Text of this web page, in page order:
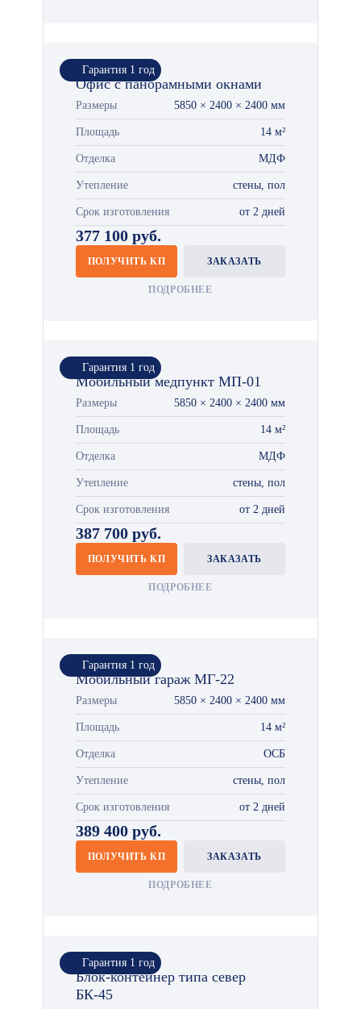
Гарантия 1 год
Офис с панорамными окнами
Размеры 5850 × 2400 × 2400 мм
Площадь 14 м²
Отделка МДФ
Утепление стены, пол
Срок изготовления от 2 дней
377 100 руб.
ПОЛУЧИТЬ КП ЗАКАЗАТЬ
ПОДРОБНЕЕ
Гарантия 1 год
Мобильный медпункт МП-01
Размеры 5850 × 2400 × 2400 мм
Площадь 14 м²
Отделка МДФ
Утепление стены, пол
Срок изготовления от 2 дней
387 700 руб.
ПОЛУЧИТЬ КП ЗАКАЗАТЬ
ПОДРОБНЕЕ
Гарантия 1 год
Мобильный гараж МГ-22
Размеры 5850 × 2400 × 2400 мм
Площадь 14 м²
Отделка ОСБ
Утепление стены, пол
Срок изготовления от 2 дней
389 400 руб.
ПОЛУЧИТЬ КП ЗАКАЗАТЬ
ПОДРОБНЕЕ
Гарантия 1 год
Блок-контейнер типа север
БК-45